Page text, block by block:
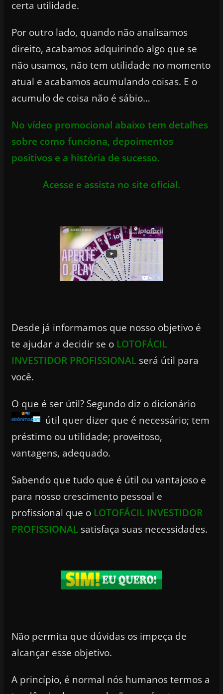
certa utilidade.
Por outro lado, quando não analisamos
direito, acabamos adquirindo algo que se
não usamos, não tem utilidade no momento
atual e acabamos acumulando coisas. E o
acumulo de coisa não é sábio…
No vídeo promocional abaixo tem detalhes
sobre como funciona, depoimentos
positivos e a história de sucesso.
Acesse e assista no site oficial.
Desde já informamos que nosso objetivo é
te ajudar a decidir se o LOTOFÁCIL
INVESTIDOR PROFISSIONALserá útil para
você.
O que é ser útil? Segundo diz o dicionário
útil quer dizer que é necessário; tem
préstimo ou utilidade; proveitoso,
vantagens, adequado.
Sabendo que tudo que é útil ou vantajoso e
para nosso crescimento pessoal e
profissional que o LOTOFÁCIL INVESTIDOR
PROFISSIONALsatisfaça suas necessidades.
Não permita que dúvidas os impeça de
alcançar esse objetivo.
A princípio, é normal nós humanos termos a